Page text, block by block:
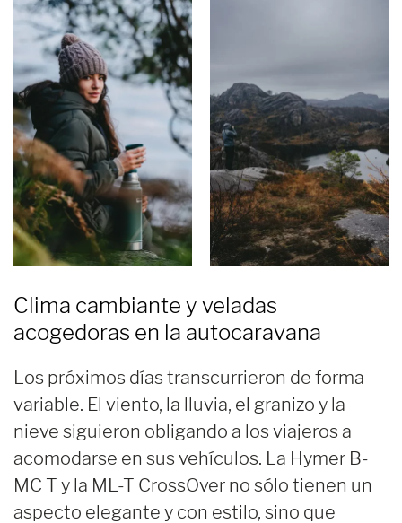
Clima cambiante y veladas
acogedoras en la autocaravana
Los próximos días transcurrieron de forma
variable. El viento, la lluvia, el granizo y la
nieve siguieron obligando a los viajeros a
acomodarse en sus vehículos. La Hymer B-
MC T y la ML-T CrossOver no sólo tienen un
aspecto elegante y con estilo, sino que